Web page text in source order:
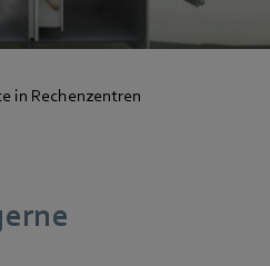
in Rechenzentren